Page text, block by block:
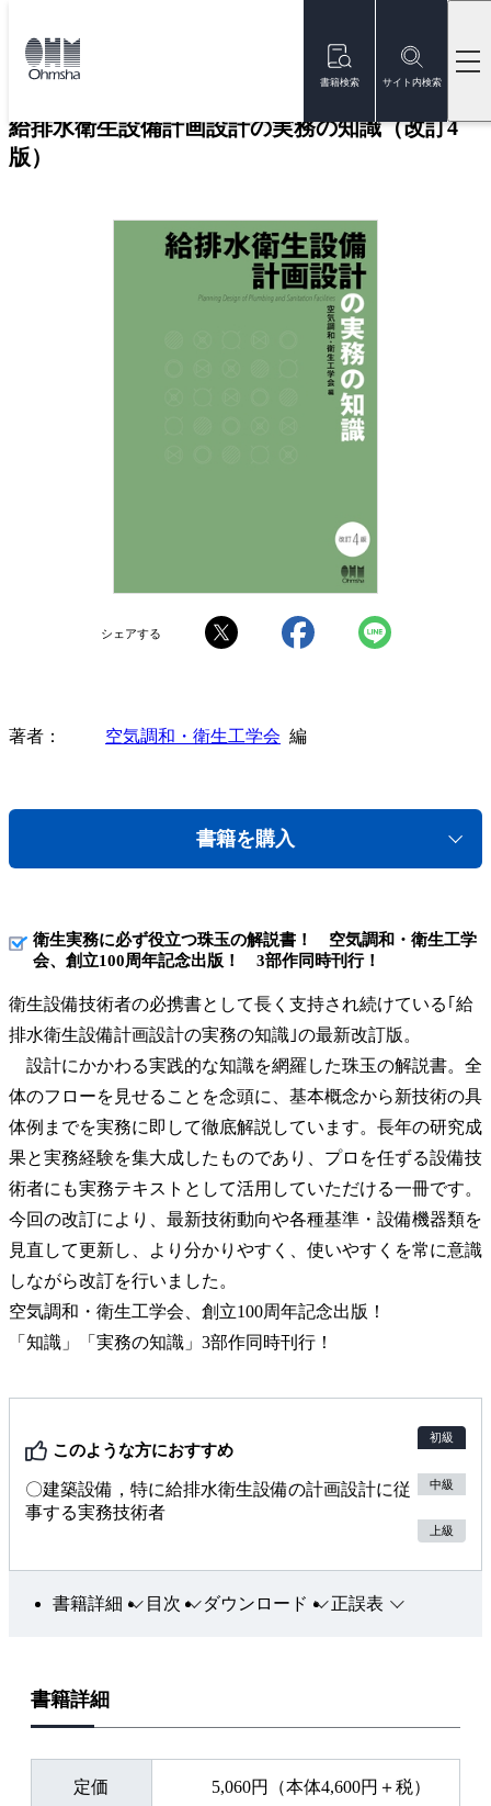
書籍検索 サイト内検索
トップ
給排水衛生設備計画設計の実務の知識（改訂4
版）
シェアする
著者 空気調和・衛生工学会 編
書籍を購入
衛生実務に必ず役立つ珠玉の解説書！ 空気調和・衛生工学
会、創立100周年記念出版！ 3部作同時刊行！
衛生設備技術者の必携書として長く支持され続けている｢給
排水衛生設備計画設計の実務の知識｣の最新改訂版。
設計にかかわる実践的な知識を網羅した珠玉の解説書。全
体のフローを見せることを念頭に、基本概念から新技術の具
体例までを実務に即して徹底解説しています。長年の研究成
果と実務経験を集大成したものであり、プロを任ずる設備技
術者にも実務テキストとして活用していただける一冊です。
今回の改訂により、最新技術動向や各種基準・設備機器類を
見直して更新し、より分かりやすく、使いやすくを常に意識
しながら改訂を行いました。
空気調和・衛生工学会、創立100周年記念出版！
「知識」「実務の知識」3部作同時刊行！
このような方におすすめ
〇建築設備，特に給排水衛生設備の計画設計に従
事する実務技術者
初級
中級
上級
書籍詳細 目次 ダウンロード 正誤表
書籍詳細
定価 5,060円（本体4,600円＋税）